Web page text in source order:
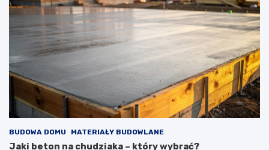
h
BUDOWA DOMU MATERIAŁY BUDOWLANE
Jaki beton na chudziaka – który wybrać?